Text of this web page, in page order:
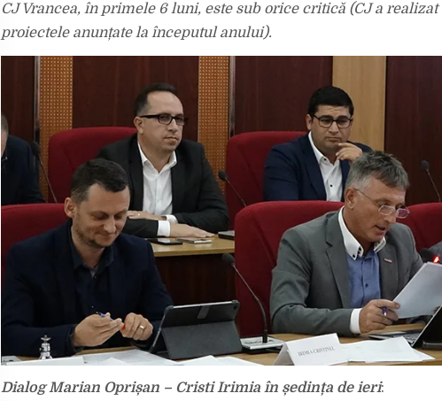
CJ Vrancea, în primele 6 luni, este sub orice critică (CJ a realizat
proiectele anunțate la începutul anului).
Dialog Marian Oprișan – Cristi Irimia în ședința de ieri: